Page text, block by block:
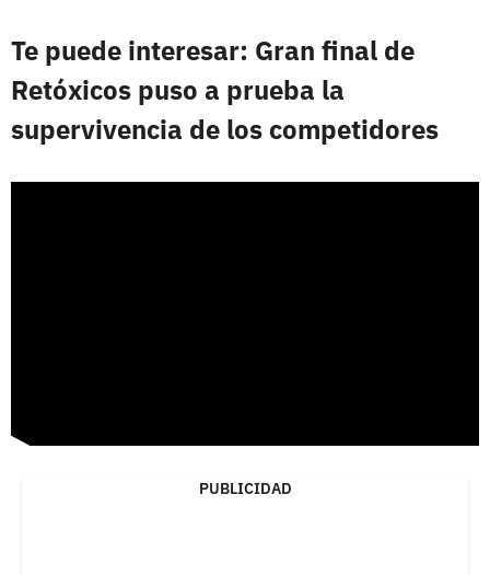
Te puede interesar: Gran final de
Retóxicos puso a prueba la
supervivencia de los competidores
PUBLICIDAD